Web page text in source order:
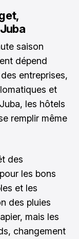
saison
dépend
entreprises,
et
les hôtels
remplir même
des
les bons
et les
des pluies
mais les
changement